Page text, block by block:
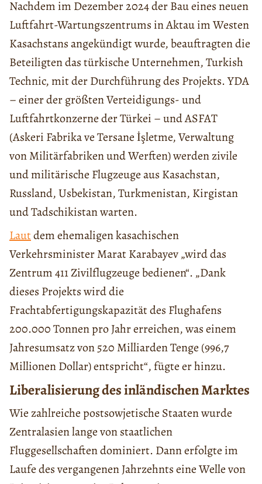
Nachdem im Dezember 2024 der Bau eines neuen
Luftfahrt-Wartungszentrums in Aktau im Westen
Kasachstans angekündigt wurde, beauftragten die
Beteiligten das türkische Unternehmen, Turkish
Technic, mit der Durchführung des Projekts. YDA
– einer der größten Verteidigungs- und
Luftfahrtkonzerne der Türkei – und ASFAT
(Askeri Fabrika ve Tersane İşletme, Verwaltung
von Militärfabriken und Werften) werden zivile
und militärische Flugzeuge aus Kasachstan,
Russland, Usbekistan, Turkmenistan, Kirgistan
und Tadschikistan warten.
Lautdem ehemaligen kasachischen
Verkehrsminister Marat Karabayev „wird das
Zentrum 411 Zivilflugzeuge bedienen“. „Dank
dieses Projekts wird die
Frachtabfertigungskapazität des Flughafens
200.000 Tonnen pro Jahr erreichen, was einem
Jahresumsatz von 520 Milliarden Tenge (996,7
Millionen Dollar) entspricht“, fügte er hinzu.
Liberalisierung des inländischen Marktes
Wie zahlreiche postsowjetische Staaten wurde
Zentralasien lange von staatlichen
Fluggesellschaften dominiert. Dann erfolgte im
Laufe des vergangenen Jahrzehnts eine Welle von